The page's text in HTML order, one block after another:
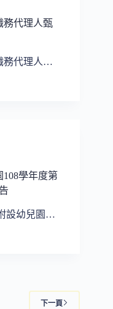
務代理人甄
務代理人…
學年度第
設幼兒園…
下一頁